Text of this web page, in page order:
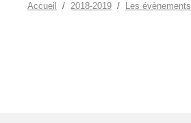
Accueil 2018-2019 Les évènements